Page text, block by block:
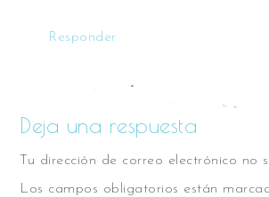
Responder
Deja una respuesta
Tu dirección de correo electrónico no
Los campos obligatorios están